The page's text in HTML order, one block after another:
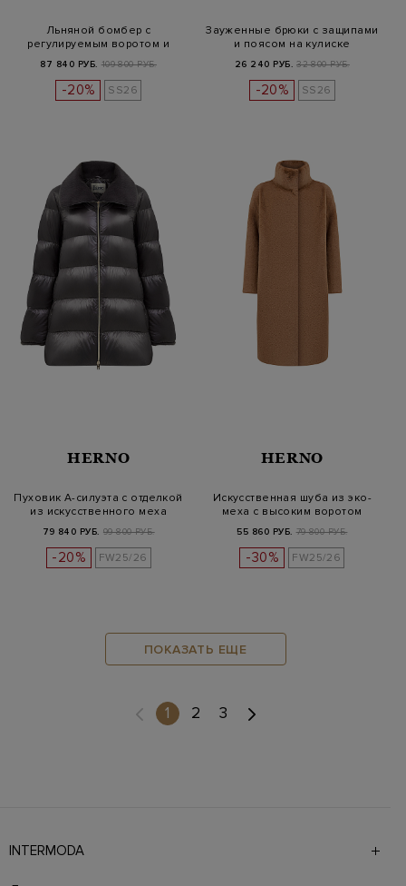
Льняной бомбер с
регулируемым воротом и
87 840 РУБ. 109 800 РУБ.
-20% SS26
Зауженные брюки с защипами
и поясом на кулиске
26 240 РУБ. 32 800 РУБ.
-20% SS26
HERNO
Пуховик А-силуэта с отделкой
из искусственного меха
79 840 РУБ. 99 800 РУБ.
-20% FW25/26
HERNO
Искусственная шуба из эко-
меха с высоким воротом
55 860 РУБ. 79 800 РУБ.
-30% FW25/26
ПОКАЗАТЬ ЕЩЕ
1 (current)
2 3
INTERMODA